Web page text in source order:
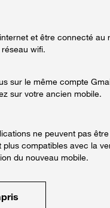
et être connecté au
wifi.
sur le même compte
sur votre ancien mobile.
ne peuvent pas
plus compatibles avec la
du nouveau mobile.